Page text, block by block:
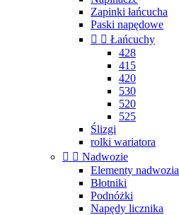
Zapinki łańcucha
Paski napędowe
  Łańcuchy
428
415
420
530
520
525
Ślizgi
rolki wariatora
  Nadwozie
Elementy nadwozia
Błotniki
Podnóżki
Napędy licznika